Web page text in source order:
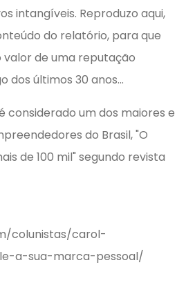
intangíveis. Reproduzo aqui,
do relatório, para que
de uma reputação
dos últimos 30 anos...
é considerado um dos maiores e
do Brasil, "O
de 100 mil" segundo revista
colunistas/carol-
a-sua-marca-pessoal/